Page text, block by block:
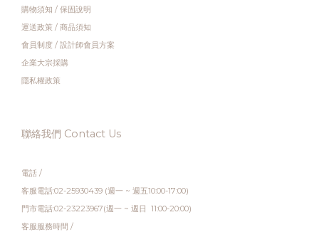
購物須知 / 保固說明
運送政策 / 商品須知
會員制度 / 設計師會員方案
企業大宗採購
隱私權政策
聯絡我們 Contact Us
電話 /
客服電話:02-25930439 (週一 ~ 週五10:00-17:00)
門市電話:02-23223967(週一 ~ 週日 11:00-20:00)
客服服務時間 /